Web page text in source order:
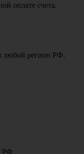
оплате счета.
любой регион РФ.
РФ